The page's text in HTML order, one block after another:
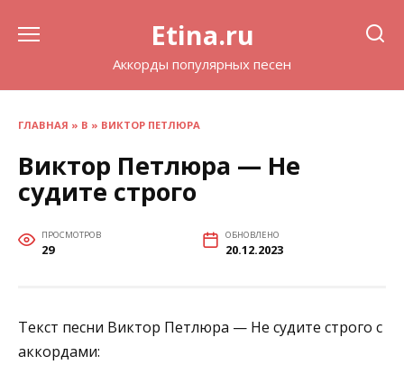
Etina.ru
Аккорды популярных песен
ГЛАВНАЯ » В » ВИКТОР ПЕТЛЮРА
Виктор Петлюра — Не
судите строго
ПРОСМОТРОВ
29
ОБНОВЛЕНО
20.12.2023
Текст песни Виктор Петлюра — Не судите строго с
аккордами: